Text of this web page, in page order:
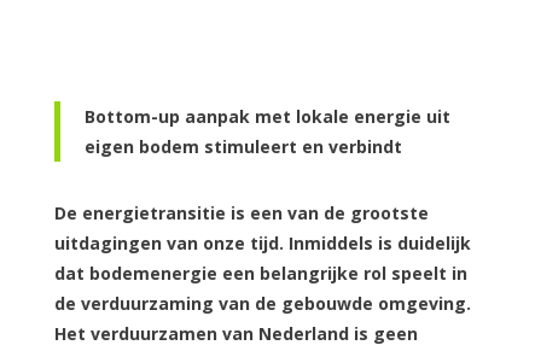
Bottom-up aanpak met lokale energie uit
eigen bodem stimuleert en verbindt
De energietransitie is een van de grootste
uitdagingen van onze tijd. Inmiddels is duidelijk
dat bodemenergie een belangrijke rol speelt in
de verduurzaming van de gebouwde omgeving.
Het verduurzamen van Nederland is geen